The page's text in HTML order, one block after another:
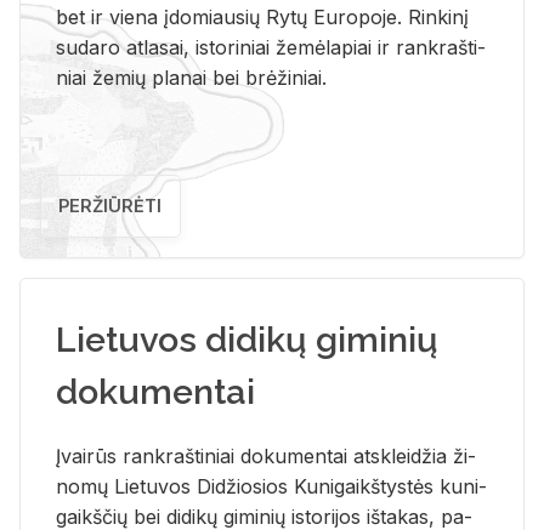
bet ir vie­na įdo­miau­sių Rytų Eu­ro­po­je. Rin­ki­nį
su­da­ro at­la­sai, is­to­ri­niai že­mė­la­piai ir rank­raš­ti­
niai že­mių pla­nai bei brė­ži­niai.
PERŽIŪRĖTI
Lietuvos didikų giminių
dokumentai
Įvai­rūs rank­raš­ti­niai do­ku­men­tai at­sklei­džia ži­
no­mų Lie­tu­vos Di­džio­sios Ku­ni­gaikš­tys­tės ku­ni­
gaikš­čių bei di­di­kų gi­mi­nių is­to­ri­jos iš­ta­kas, pa­